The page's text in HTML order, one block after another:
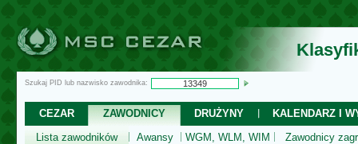
Szukaj PID lub nazwisko zawodnika:
CEZAR ZAWODNICY DRUŻYNY
KALENDARZ I
Lista zawodników
Awansy WGM, WLM, WIM Zawodnicy